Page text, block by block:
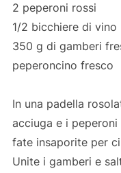
2 peperoni rossi
1/2 bicchiere di vino
350 g di gamberi
peperoncino fresco
In una padella
acciuga e i
fate insaporite per
Unite i gamberi e